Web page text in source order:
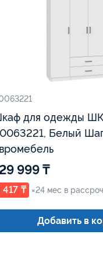
для одежды ШК 1 4Д,
Белый
999 ₸
417 ₸ ×24 мес в
Добавить в